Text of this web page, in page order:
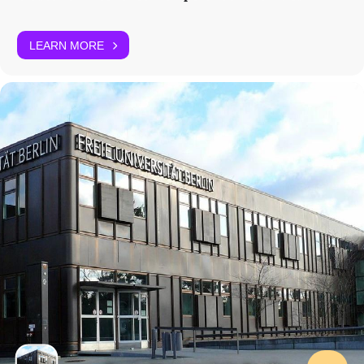
Marie Millutat
(Berlin):
Modulare Überarbeitungsstrategien bei Walter Benjamin
Ab 17.30 Uhr – Virtueller AusklangFreitag, 2. Juli
10.00-10.40 Uhr
Julia Nantke(Hamburg):
Konzeptuell dynamisch und konstitutiv unabgeschlossen:
Ebenen der Volatilität in Kempowskis Ortslinien-Projekt und die
(Un-)Möglichkeiten einer Edition
10.40-11.20 Uhr
Sophie König
(Berlin):
Zwischen Text und Graphismus: Materialanordnungen in
Triptychonform bei Claude Simon
– 11.20-11.40 Uhr
11.40-12.20 Uhr
Lena Hintze(Berlin):
LEARN MORE